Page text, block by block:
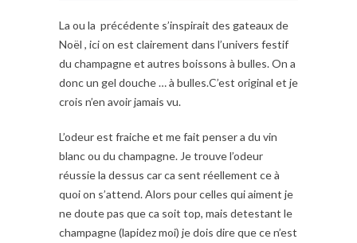
La ou la précédente s’inspirait des gateaux de
Noël , ici on est clairement dans l’univers festif
du champagne et autres boissons à bulles. On a
donc un gel douche … à bulles.C’est original et je
crois n’en avoir jamais vu.
L’odeur est fraiche et me fait penser a du vin
blanc ou du champagne. Je trouve l’odeur
réussie la dessus car ca sent réellement ce à
quoi on s’attend. Alors pour celles qui aiment je
ne doute pas que ca soit top, mais detestant le
champagne (lapidez moi) je dois dire que ce n’est